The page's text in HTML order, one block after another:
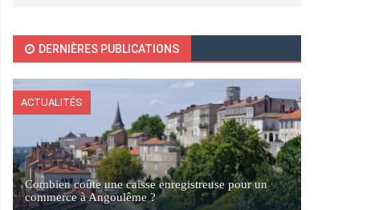
DERNIÈRES PUBLICATIONS
ACTUALITÉS
Combien coûte une caisse enregistreuse pour un
commerce à Angoulême ?